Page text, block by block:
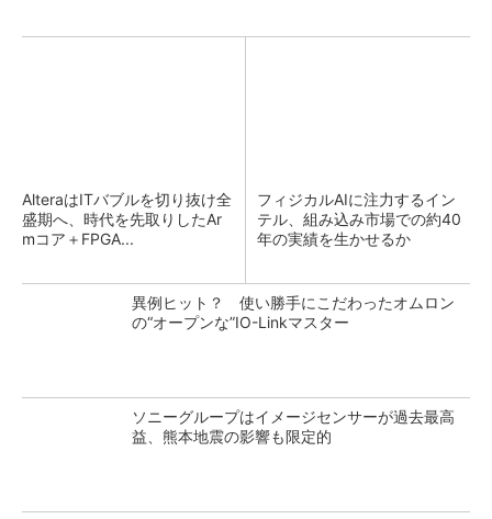
AlteraはITバブルを切り抜け全
盛期へ、時代を先取りしたAr
mコア＋FPGA...
フィジカルAIに注力するイン
テル、組み込み市場での約40
年の実績を生かせるか
異例ヒット？ 使い勝手にこだわったオムロン
の“オープンな”IO-Linkマスター
ソニーグループはイメージセンサーが過去最高
益、熊本地震の影響も限定的